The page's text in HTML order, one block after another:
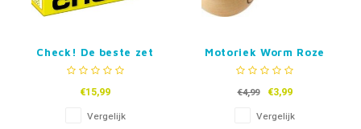
Check! De beste zet
€15,99
Vergelijk
Motoriek Worm Roze
€4,99 €3,99
Vergelijk